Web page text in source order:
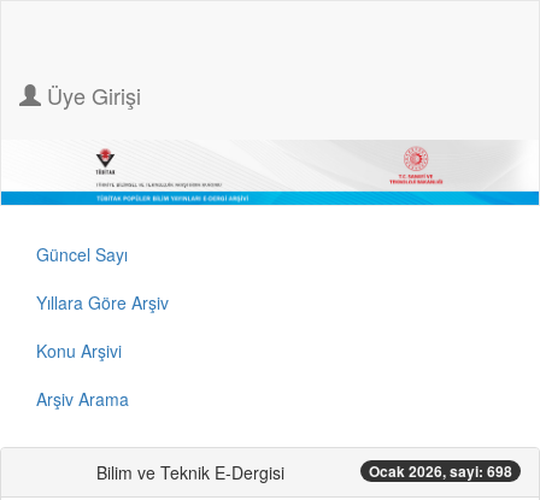
Üye Girişi
Güncel Sayı
Yıllara Göre Arşiv
Konu Arşivi
Arşiv Arama
Bilim ve Teknik E-Dergisi Ocak 2026, sayi: 698